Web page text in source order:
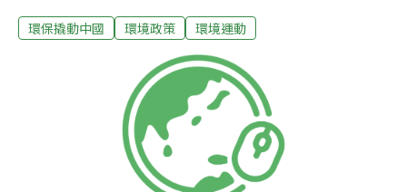
者在廣州深圳。沒想到一語成讖，8月22日在山東淄博又
也就習慣，上次引發恐慌的就像霧霾，就像土壤重金屬汙
染、就像鎘米事件。一個汙染事件出來，媒體煞有其事討
論一番，但是時間久了，大家的注意力又被其他事情帶
走。公民環保行動的天花板7月第一天，上海金山爆發了
反對PX（石化）項目的街頭散步，成千上萬的上海市民在
街上抗議了連續一個禮拜。其實市民朋友也許對抗污染意
環保撬動中國 環境政策 環境運動